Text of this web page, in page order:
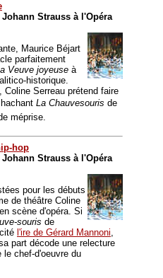
Strauss à l'Opéra
Maurice Béjart
parfaitement
Veuve joyeuse à
historique.
Coline Serreau prétend faire
La Chauvesouris de
méprise.
hop
Strauss à l'Opéra
pour les débuts
de théâtre Coline
scène d'opéra. Si
souris de
l'ire de Gérard Mannoni,
part décode une relecture
le chef-d'oeuvre du